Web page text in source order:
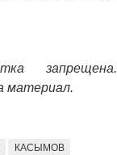
запрещена.
материал.
КАСЫМОВ